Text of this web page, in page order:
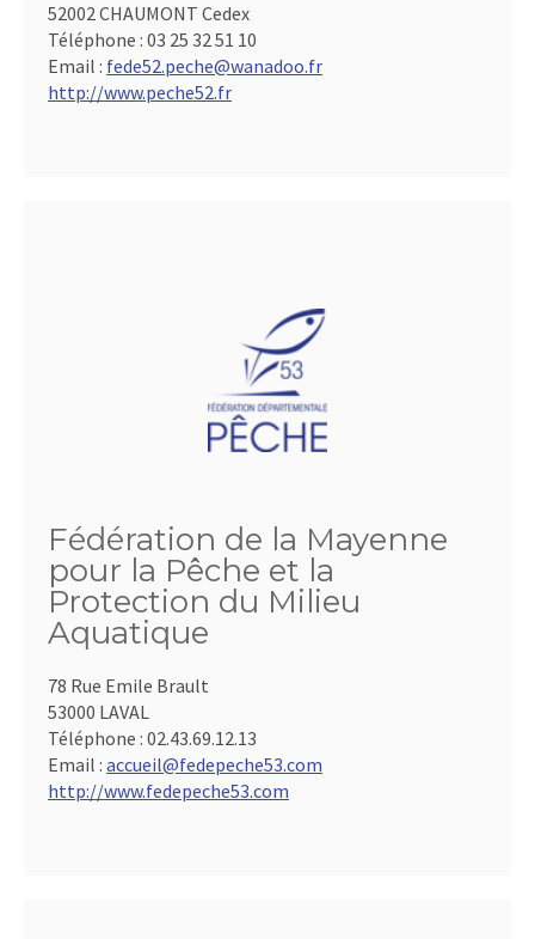
52002 CHAUMONT Cedex
Téléphone : 03 25 32 51 10
Email : fede52.peche@wanadoo.fr
http://www.peche52.fr
Fédération de la Mayenne
pour la Pêche et la
Protection du Milieu
Aquatique
78 Rue Emile Brault
53000 LAVAL
Téléphone : 02.43.69.12.13
Email : accueil@fedepeche53.com
http://www.fedepeche53.com